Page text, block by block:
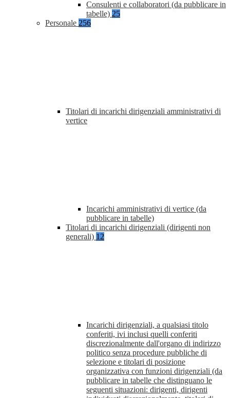
Consulenti e collaboratori (da pubblicare in
tabelle) 25
Personale 256
Titolari di incarichi dirigenziali amministrativi di
vertice
Incarichi amministrativi di vertice (da
pubblicare in tabelle)
Titolari di incarichi dirigenziali (dirigenti non
generali) 12
Incarichi dirigenziali, a qualsiasi titolo
conferiti, ivi inclusi quelli conferiti
discrezionalmente dall'organo di indirizzo
politico senza procedure pubbliche di
selezione e titolari di posizione
organizzativa con funzioni dirigenziali (da
pubblicare in tabelle che distinguano le
seguenti situazioni: dirigenti, dirigenti